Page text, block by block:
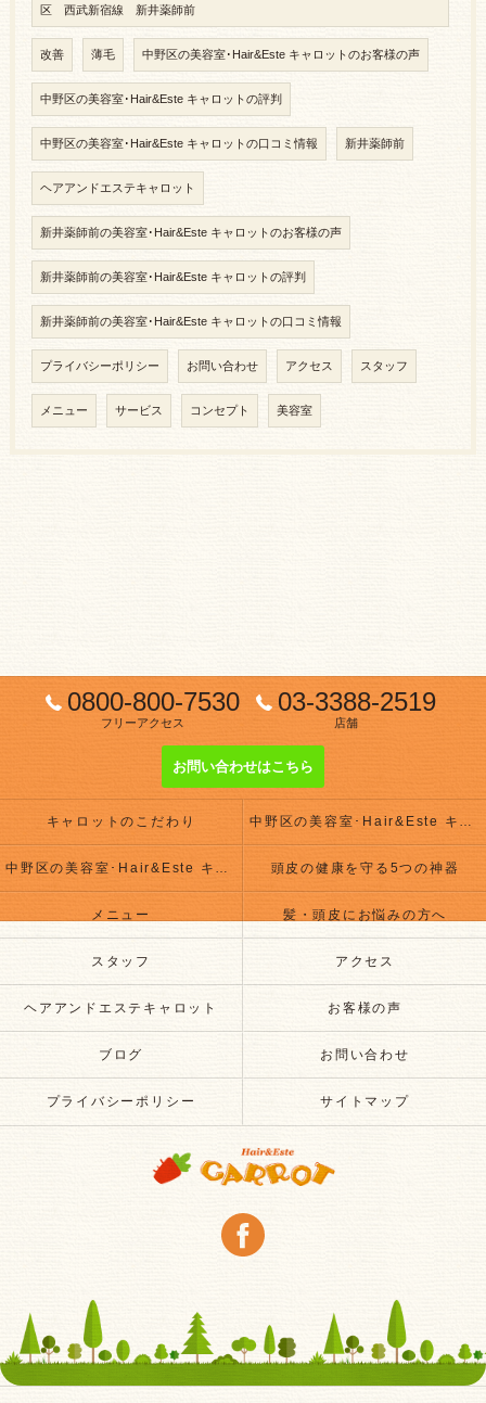
区 西武新宿線 新井薬師前
改善 薄毛 中野区の美容室･Hair&Este キャロットのお客様の声
中野区の美容室･Hair&Este キャロットの評判
中野区の美容室･Hair&Este キャロットの口コミ情報 新井薬師前
ヘアアンドエステキャロット
新井薬師前の美容室･Hair&Este キャロットのお客様の声
新井薬師前の美容室･Hair&Este キャロットの評判
新井薬師前の美容室･Hair&Este キャロットの口コミ情報
プライバシーポリシー お問い合わせ アクセス スタッフ
メニュー サービス コンセプト 美容室
0800-800-7530
フリーアクセス
03-3388-2519
店舗
お問い合わせはこちら
キャロットのこだわり 中野区の美容室･Hair&Este キャロットの評判
中野区の美容室･Hair&Este キャロットのお客様の声 頭皮の健康を守る5つの神器
メニュー 髪・頭皮にお悩みの方へ
スタッフ アクセス
ヘアアンドエステキャロット お客様の声
ブログ お問い合わせ
プライバシーポリシー サイトマップ